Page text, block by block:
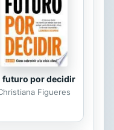
de la LGT
de la
futuro por decidir
Figueres